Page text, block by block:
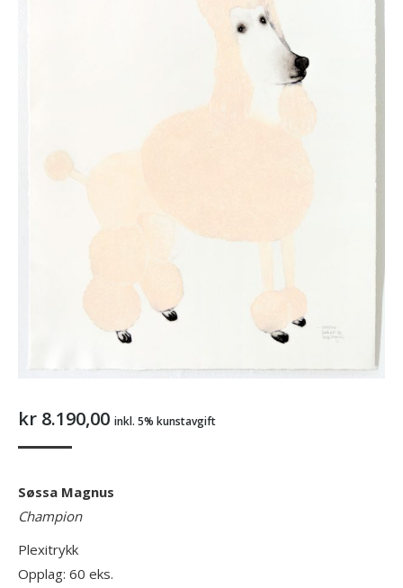
kr 8.190,00 inkl. 5% kunstavgift
Søssa Magnus
Champion
Plexitrykk
Opplag: 60 eks.